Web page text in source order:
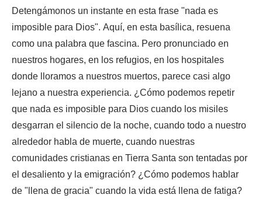
Detengámonos un instante en esta frase "nada es
imposible para Dios". Aquí, en esta basílica, resuena
como una palabra que fascina. Pero pronunciado en
nuestros hogares, en los refugios, en los hospitales
donde lloramos a nuestros muertos, parece casi algo
lejano a nuestra experiencia. ¿Cómo podemos repetir
que nada es imposible para Dios cuando los misiles
desgarran el silencio de la noche, cuando todo a nuestro
alrededor habla de muerte, cuando nuestras
comunidades cristianas en Tierra Santa son tentadas por
el desaliento y la emigración? ¿Cómo podemos hablar
de "llena de gracia" cuando la vida está llena de fatiga?